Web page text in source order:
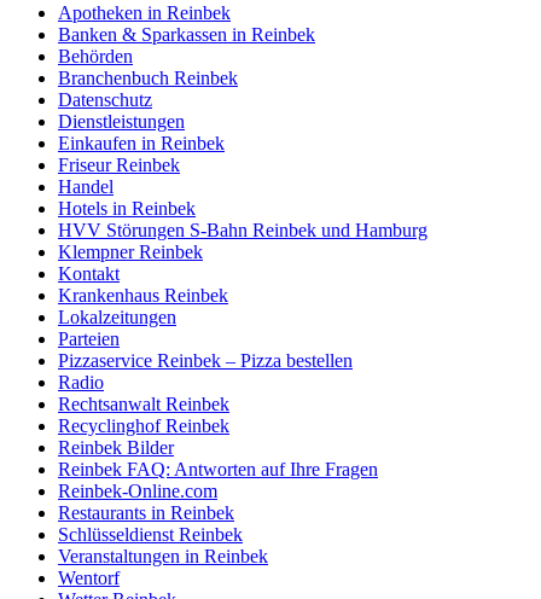
Apotheken in Reinbek
Banken & Sparkassen in Reinbek
Behörden
Branchenbuch Reinbek
Datenschutz
Dienstleistungen
Einkaufen in Reinbek
Friseur Reinbek
Handel
Hotels in Reinbek
HVV Störungen S-Bahn Reinbek und Hamburg
Klempner Reinbek
Kontakt
Krankenhaus Reinbek
Lokalzeitungen
Parteien
Pizzaservice Reinbek – Pizza bestellen
Radio
Rechtsanwalt Reinbek
Recyclinghof Reinbek
Reinbek Bilder
Reinbek FAQ: Antworten auf Ihre Fragen
Reinbek-Online.com
Restaurants in Reinbek
Schlüsseldienst Reinbek
Veranstaltungen in Reinbek
Wentorf